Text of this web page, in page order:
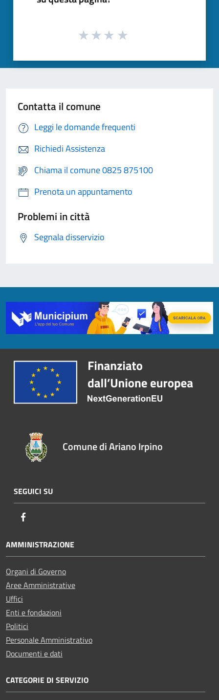
Contatta il comune
Leggi le domande frequenti
Richiedi Assistenza
Chiama il comune 0825 875100
Prenota un appuntamento
Problemi in città
Segnala disservizio
Comune di Ariano Irpino
SEGUICI SU
AMMINISTRAZIONE
Organi di Governo
Aree Amministrative
Uffici
Enti e fondazioni
Politici
Personale Amministrativo
Documenti e dati
CATEGORIE DI SERVIZIO